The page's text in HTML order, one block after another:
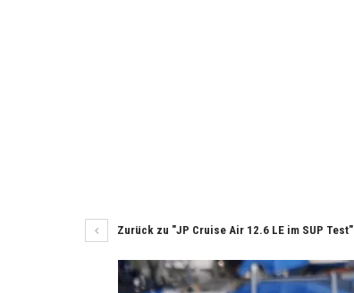
Zurück zu "JP Cruise Air 12.6 LE im SUP Test"